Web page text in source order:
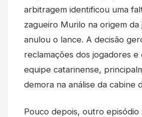
arbitragem identificou uma
zagueiro Murilo na origem da
anulou o lance. A decisão
reclamações dos jogadores e
equipe catarinense,
demora na análise da cabine
Pouco depois, outro episódio